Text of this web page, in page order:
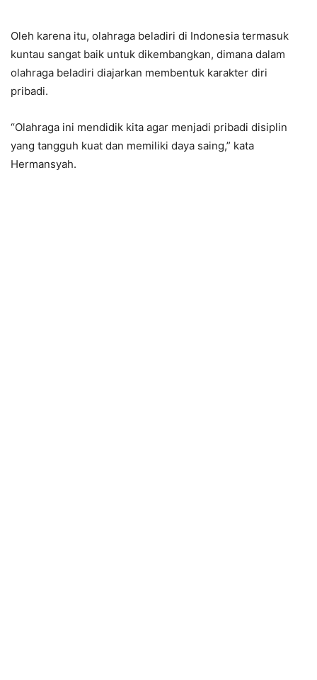
Oleh karena itu, olahraga beladiri di Indonesia termasuk
kuntau sangat baik untuk dikembangkan, dimana dalam
olahraga beladiri diajarkan membentuk karakter diri
pribadi.
“Olahraga ini mendidik kita agar menjadi pribadi disiplin
yang tangguh kuat dan memiliki daya saing,” kata
Hermansyah.